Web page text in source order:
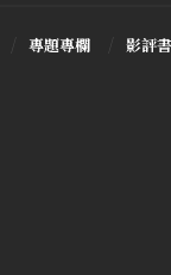
專題專欄
影評